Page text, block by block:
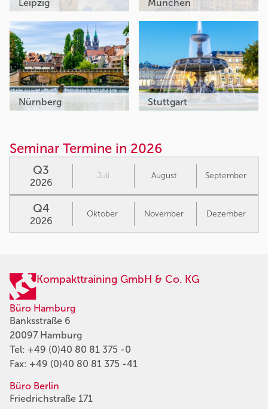
Leipzig München
Nürnberg Stuttgart
Seminar Termine in 2026
Q3
2026
Juli August September
Q4
2026
Oktober November Dezember
Kompakttraining GmbH & Co. KG
Büro Hamburg
Banksstraße 6
20097 Hamburg
Tel: +49 (0)40 80 81 375 -0
Fax: +49 (0)40 80 81 375 -41
Büro Berlin
Friedrichstraße 171